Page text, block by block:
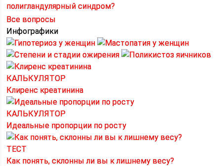
полигландулярный синдром?
Все вопросы
Инфографики
КАЛЬКУЛЯТОР
Клиренс креатинина
КАЛЬКУЛЯТОР
Идеальные пропорции по росту
ТЕСТ
Как понять, склонны ли вы к лишнему весу?